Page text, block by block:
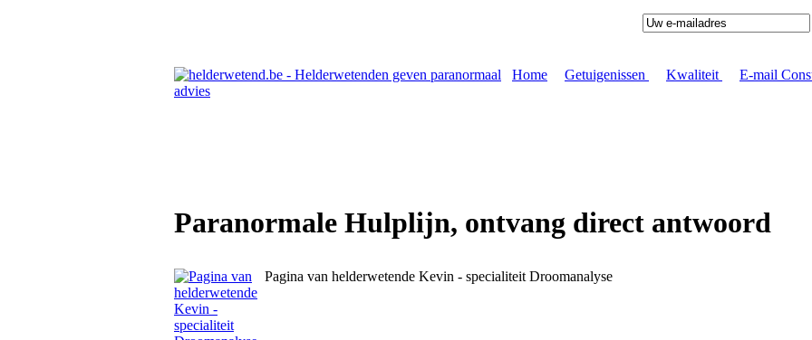
Home Getuigenissen Kwaliteit E-mail
Paranormale Hulplijn, ontvang direct antwoord
Pagina van helderwetende Kevin - specialiteit Droomanalyse